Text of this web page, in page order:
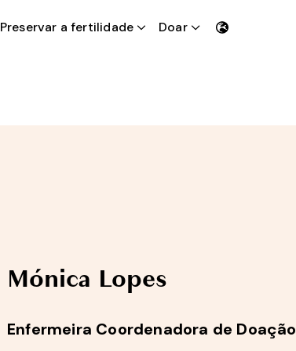
Preservar a fertilidade Doar
Mónica Lopes
Enfermeira Coordenadora de Doação